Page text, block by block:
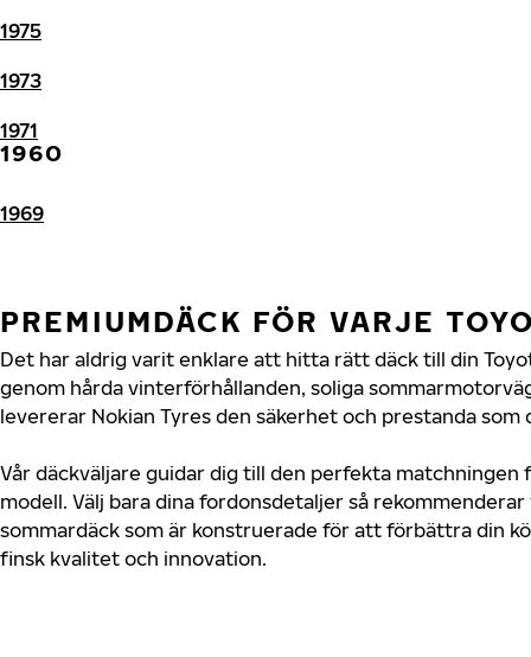
1975
1973
1971
1960
1969
PREMIUMDÄCK FÖR VARJE
Det har aldrig varit enklare att hitta rätt däck till din
genom hårda vinterförhållanden, soliga
levererar Nokian Tyres den säkerhet och prestanda som
Vår däckväljare guidar dig till den perfekta matchningen
modell. Välj bara dina fordonsdetaljer så
sommardäck som är konstruerade för att förbättra din
finsk kvalitet och innovation.